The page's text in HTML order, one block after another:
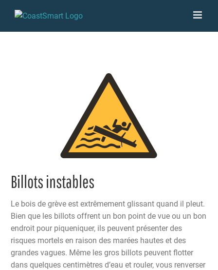
content
Billots instables
Le bois de grève est extrêmement glissant quand il pleut.
Bien que les billots offrent un bon point de vue ou un bon
endroit pour piqueniquer, ils peuvent présenter des
risques mortels en raison des marées hautes et des
grandes vagues. Même les gros billots peuvent flotter
dans quelques centimètres d’eau et rouler, vous renverser